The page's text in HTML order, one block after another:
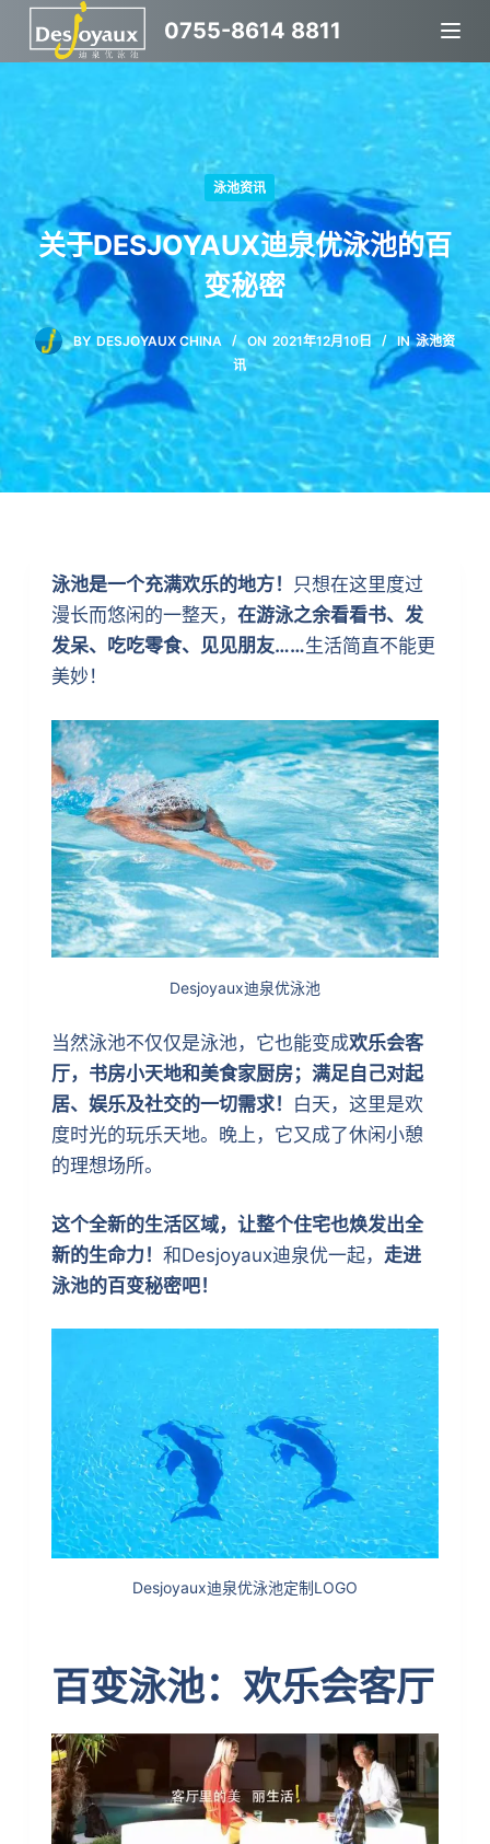
跳
过
0755-8614 8811
泳池资讯
关于DESJOYAUX迪泉优泳池的百
变秘密
BY DESJOYAUX CHINA ON 2021年12月10日 IN 泳池资
讯
泳池是一个充满欢乐的地方！
只想在这里度过
漫长而悠闲的一整天， 在游泳之余看看书、发
发呆、吃吃零食、见见朋友……生活简直不能更
美妙！
Desjoyaux迪泉优泳池
当然泳池不仅仅是泳池，它也能变成欢乐会客
厅，书房小天地和美食家厨房；满足自己对起
居、娱乐及社交的一切需求！
白天，这里是欢
度时光的玩乐天地。晚上，它又成了休闲小憩
的理想场所。
这个全新的生活区域，让整个住宅也焕发出全
新的生命力！ 和Desjoyaux迪泉优一起， 走进
泳池的百变秘密吧！
Desjoyaux迪泉优泳池定制LOGO
百变泳池：欢乐会客厅